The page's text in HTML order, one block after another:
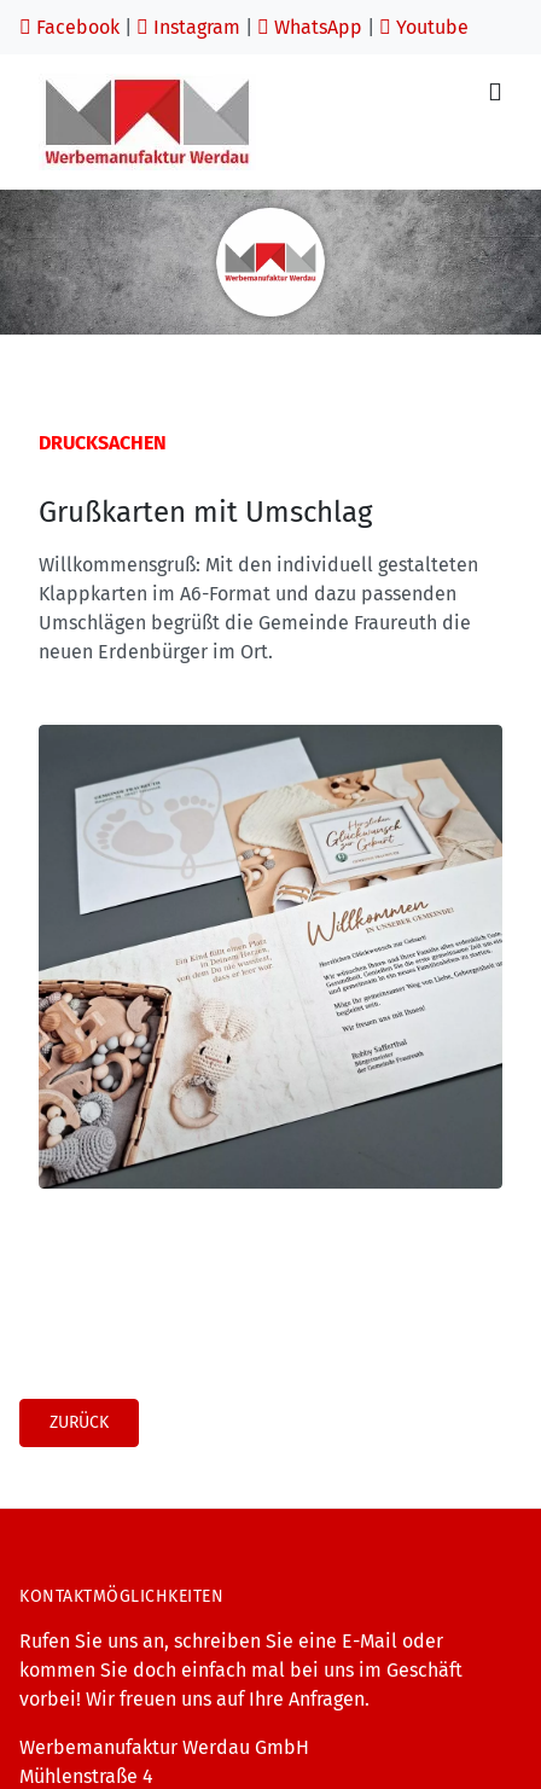
Facebook Instagram WhatsApp Youtube
DRUCKSACHEN
Grußkarten mit Umschlag
Willkommensgruß: Mit den individuell gestalteten
Klappkarten im A6-Format und dazu passenden
Umschlägen begrüßt die Gemeinde Fraureuth die
neuen Erdenbürger im Ort.
ZURÜCK
KONTAKTMÖGLICHKEITEN
Rufen Sie uns an, schreiben Sie eine E-Mail oder
kommen Sie doch einfach mal bei uns im Geschäft
vorbei! Wir freuen uns auf Ihre Anfragen.
Werbemanufaktur Werdau GmbH
Mühlenstraße 4